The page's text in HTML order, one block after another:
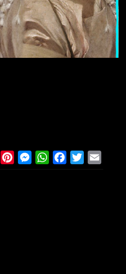
LinkedInPinterestMessengerWhatsAppFacebook
Twitter